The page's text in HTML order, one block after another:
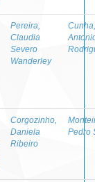
Pereira,
Claudia
Severo
Wanderley
Cunha,
Corgozinho,
Daniela
Ribeiro
Pedro